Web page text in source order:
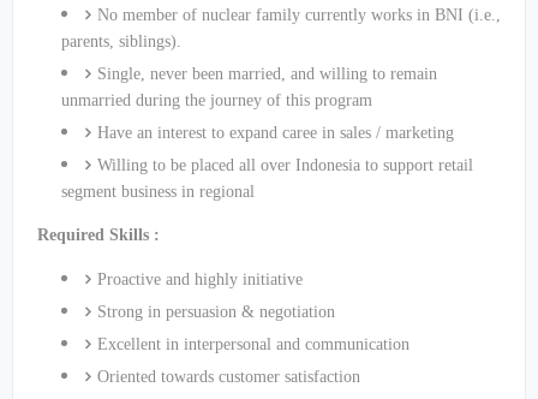
No member of nuclear family currently works in BNI (i.e.,
parents, siblings).
Single, never been married, and willing to remain
unmarried during the journey of this program
Have an interest to expand caree in sales / marketing
Willing to be placed all over Indonesia to support retail
segment business in regional
Required Skills :
Proactive and highly initiative
Strong in persuasion & negotiation
Excellent in interpersonal and communication
Oriented towards customer satisfaction